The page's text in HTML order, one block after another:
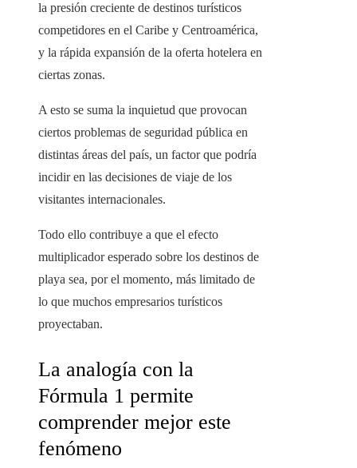
la presión creciente de destinos turísticos
competidores en el Caribe y Centroamérica,
y la rápida expansión de la oferta hotelera en
ciertas zonas.
A esto se suma la inquietud que provocan
ciertos problemas de seguridad pública en
distintas áreas del país, un factor que podría
incidir en las decisiones de viaje de los
visitantes internacionales.
Todo ello contribuye a que el efecto
multiplicador esperado sobre los destinos de
playa sea, por el momento, más limitado de
lo que muchos empresarios turísticos
proyectaban.
La analogía con la
Fórmula 1 permite
comprender mejor este
fenómeno